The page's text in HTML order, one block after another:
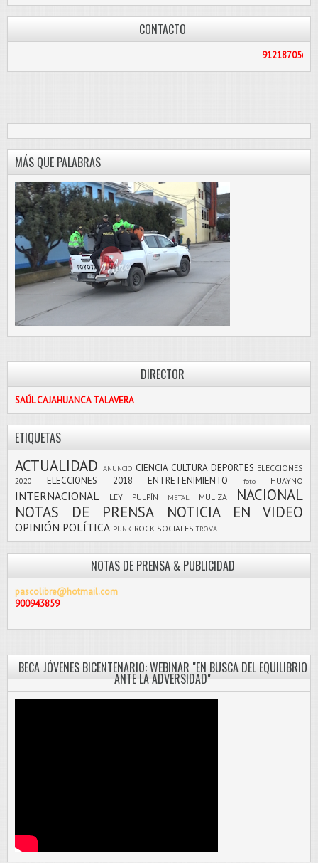
CONTACTO
/
MÁS QUE PALABRAS
DIRECTOR
SAÚL CAJAHUANCA TALAVERA
ETIQUETAS
ACTUALIDAD ANUNCIO CIENCIA CULTURA DEPORTES ELECCIONES
2020
ELECCIONES 2018 ENTRETENIMIENTO foto HUAYNO
INTERNACIONAL LEY PULPÍN METAL MULIZA
NACIONAL
NOTAS DE PRENSA
NOTICIA EN VIDEO
OPINIÓN POLÍTICA PUNK ROCK SOCIALES TROVA
NOTAS DE PRENSA & PUBLICIDAD
pascolibre@hotmail.com
900943859
BECA JÓVENES BICENTENARIO: WEBINAR "EN BUSCA DEL EQUILIBRIO
ANTE LA ADVERSIDAD"